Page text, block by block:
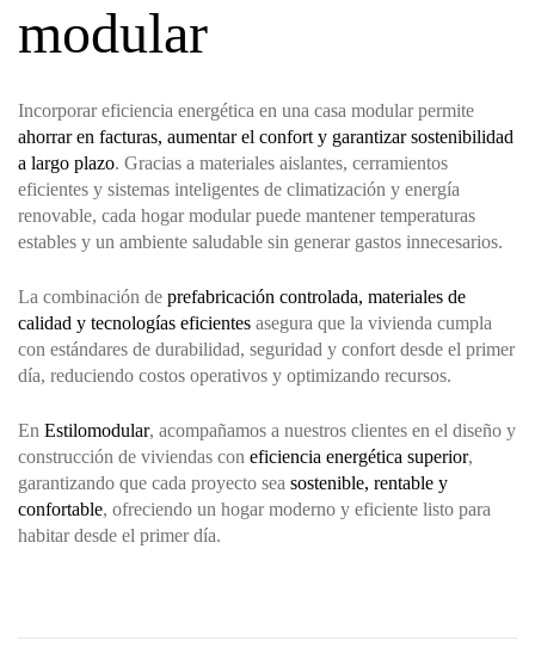
modular
Incorporar eficiencia energética en una casa modular permite
ahorrar en facturas, aumentar el confort y garantizar sostenibilidad
a largo plazo. Gracias a materiales aislantes, cerramientos
eficientes y sistemas inteligentes de climatización y energía
renovable, cada hogar modular puede mantener temperaturas
estables y un ambiente saludable sin generar gastos innecesarios.
La combinación de prefabricación controlada, materiales de
calidad y tecnologías eficientes asegura que la vivienda cumpla
con estándares de durabilidad, seguridad y confort desde el primer
día, reduciendo costos operativos y optimizando recursos.
En Estilomodular, acompañamos a nuestros clientes en el diseño y
construcción de viviendas con eficiencia energética superior,
garantizando que cada proyecto sea sostenible, rentable y
confortable, ofreciendo un hogar moderno y eficiente listo para
habitar desde el primer día.